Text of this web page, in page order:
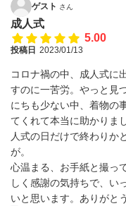
ゲスト さん
成人式
5.00
投稿日 2023/01/13
コロナ禍の中、成人式に
すのに一苦労。やっと見
にちも少ない中、着物の
てくれて本当に助かりま
人式の日だけで終わりか
が。
心温まる、お手紙と撮っ
しく感謝の気持ちで、い
いと思います。ありがと